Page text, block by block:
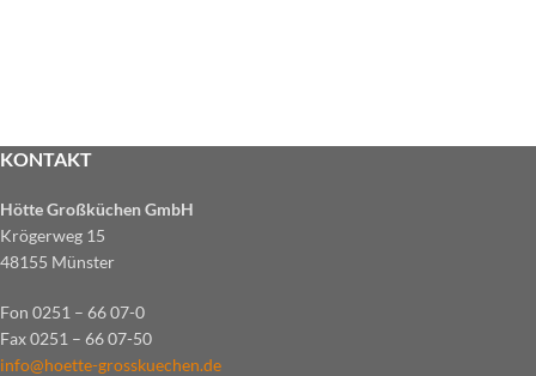
KONTAKT
Hötte Großküchen GmbH
Krögerweg 15
48155 Münster
Fon 0251 – 66 07-0
Fax 0251 – 66 07-50
info@hoette-grosskuechen.de